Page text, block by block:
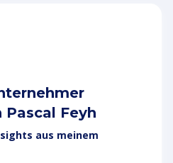
Feyh
aus meinem